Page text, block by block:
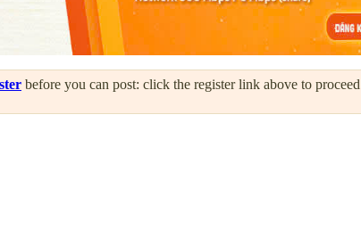
before you can post: click the register link above to